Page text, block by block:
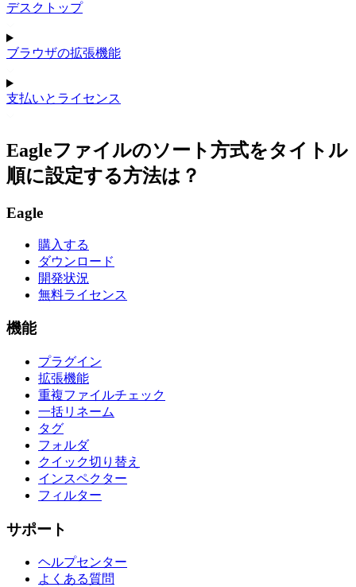
デスクトップ
ブラウザの拡張機能
支払いとライセンス
Eagleファイルのソート方式をタイトル
順に設定する方法は？
Eagle
購入する
ダウンロード
開発状況
無料ライセンス
機能
プラグイン
拡張機能
重複ファイルチェック
一括リネーム
タグ
フォルダ
クイック切り替え
インスペクター
フィルター
サポート
ヘルプセンター
よくある質問